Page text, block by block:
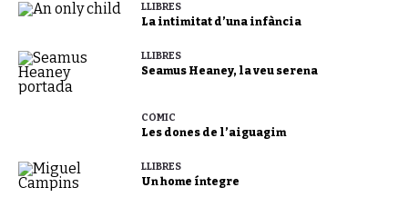
LLIBRES
La intimitat d’una infància
LLIBRES
Seamus Heaney, la veu serena
CÒMIC
Les dones de l’aiguagim
LLIBRES
Un home íntegre